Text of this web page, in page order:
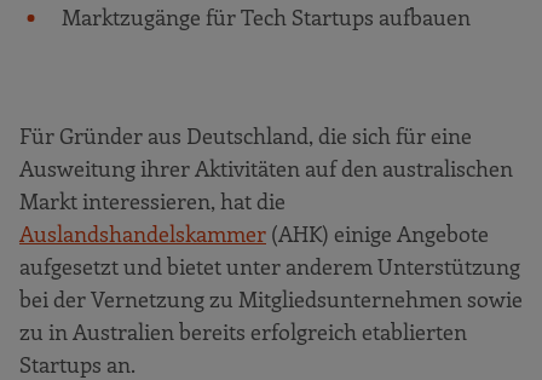
Marktzugänge für Tech Startups aufbauen
Für Gründer aus Deutschland, die sich für eine
Ausweitung ihrer Aktivitäten auf den australischen
Markt interessieren, hat die
Auslandshandelskammer (AHK) einige Angebote
aufgesetzt und bietet unter anderem Unterstützung
bei der Vernetzung zu Mitgliedsunternehmen sowie
zu in Australien bereits erfolgreich etablierten
Startups an.